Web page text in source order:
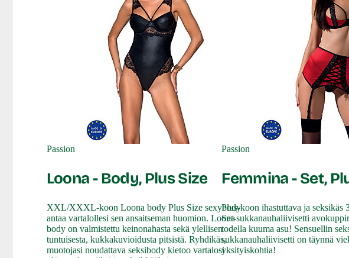
Passion
Loona - Body, Plus Size
XXL/XXXL-koon Loona body Plus Size sexybody
antaa vartalollesi sen ansaitseman huomion. Loona
body on valmistettu keinonahasta sekä ylellisen
tuntuisesta, kukkakuvioidusta pitsistä. Ryhdikäs,
muotojasi noudattava seksibody kietoo vartalosi
Passion
Femmina - Set,
Plus-koon ihastuttava ja seksikäs
Set-sukkanauhaliivisetti
todella kuuma asu! Sensuellin
sukkanauhaliivisetti on täynnä
yksityiskohtia!